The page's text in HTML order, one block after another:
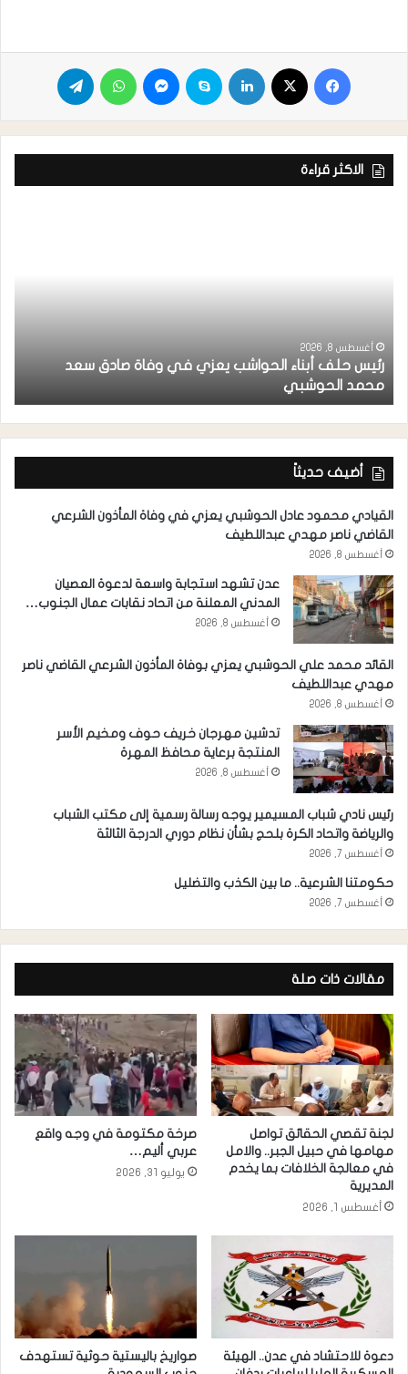
الاكثر قراءة
أغسطس 8, 2026
رئيس حلف أبناء الحواشب يعزي في وفاة صادق سعد
محمد الحوشبي
أضيف حديثاً
القيادي محمود عادل الحوشبي يعزي في وفاة المأذون الشرعي
القاضي ناصر مهدي عبداللطيف
أغسطس 8, 2026
عدن تشهد استجابة واسعة لدعوة العصيان
المدني المعلنة من اتحاد نقابات عمال الجنوب…
أغسطس 8, 2026
القائد محمد علي الحوشبي يعزي بوفاة المأذون الشرعي القاضي ناصر
مهدي عبداللطيف
أغسطس 8, 2026
تدشين مهرجان خريف حوف ومخيم الأسر
المنتجة برعاية محافظ المهرة
أغسطس 8, 2026
رئيس نادي شباب المسيمير يوجه رسالة رسمية إلى مكتب الشباب
والرياضة واتحاد الكرة بلحج بشأن نظام دوري الدرجة الثالثة
أغسطس 7, 2026
حكومتنا الشرعية.. ما بين الكذب والتضليل
أغسطس 7, 2026
مقالات ذات صلة
لجنة تقصي الحقائق تواصل
مهامها في حبيل الجبر.. والامل
في معالجة الخلافات بما يخدم
المديرية
أغسطس 1, 2026
صرخة مكتومة في وجه واقع
عربي أليم…
يوليو 31, 2026
دعوة للاحتشاد في عدن.. الهيئة
صواريخ باليستية حوثية تستهدف